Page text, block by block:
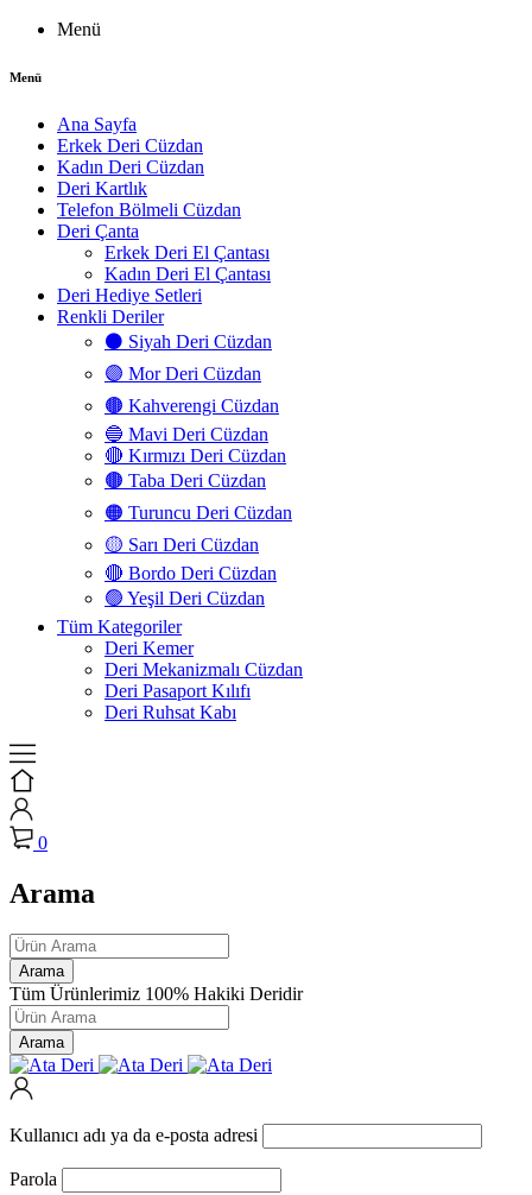
Menü
Menü
Ana Sayfa
Erkek Deri Cüzdan
Kadın Deri Cüzdan
Deri Kartlık
Telefon Bölmeli Cüzdan
Deri Çanta
Erkek Deri El Çantası
Kadın Deri El Çantası
Deri Hediye Setleri
Renkli Deriler
⚫ Siyah Deri Cüzdan
🟣 Mor Deri Cüzdan
🟤 Kahverengi Cüzdan
🔵 Mavi Deri Cüzdan
🔴 Kırmızı Deri Cüzdan
🟤 Taba Deri Cüzdan
🟠 Turuncu Deri Cüzdan
🟡 Sarı Deri Cüzdan
🔴 Bordo Deri Cüzdan
🟢 Yeşil Deri Cüzdan
Tüm Kategoriler
Deri Kemer
Deri Mekanizmalı Cüzdan
Deri Pasaport Kılıfı
Deri Ruhsat Kabı
0
Arama
Tüm Ürünlerimiz 100% Hakiki Deridir
Kullanıcı adı ya da e-posta adresi
Parola